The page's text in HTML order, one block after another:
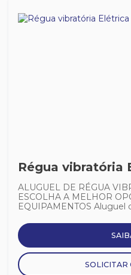
Régua vibratória
ALUGUEL DE RÉGUA
ESCOLHA A MELHOR
EQUIPAMENTOS Aluguel
SOLICITAR